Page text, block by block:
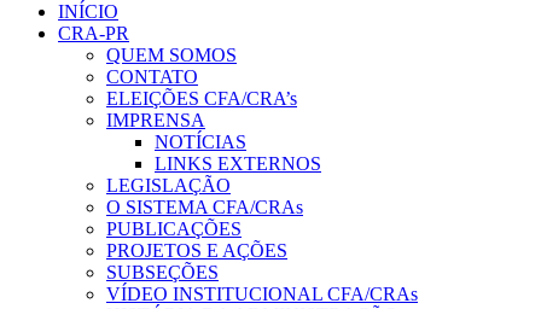
INÍCIO
CRA-PR
QUEM SOMOS
CONTATO
ELEIÇÕES CFA/CRA’s
IMPRENSA
NOTÍCIAS
LINKS EXTERNOS
LEGISLAÇÃO
O SISTEMA CFA/CRAs
PUBLICAÇÕES
PROJETOS E AÇÕES
SUBSEÇÕES
VÍDEO INSTITUCIONAL CFA/CRAs